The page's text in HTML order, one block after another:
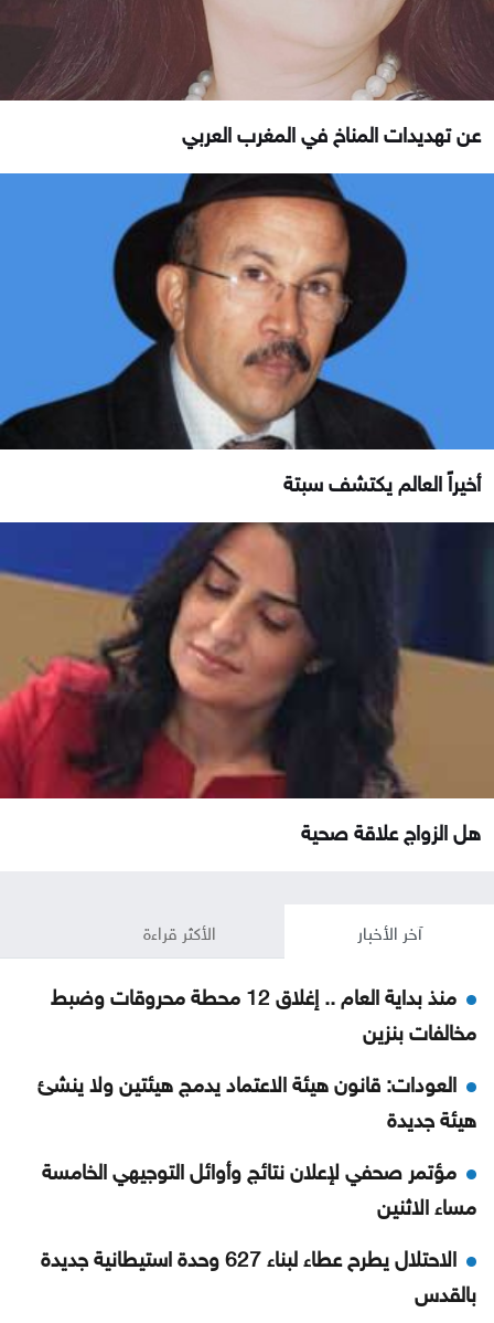
عن تهديدات المناخ في المغرب العربي
أخيراً العالم يكتشف سبتة
هل الزواج علاقة صحية
آخر الأخبار الأكثر قراءة
منذ بداية العام .. إغلاق 12 محطة محروقات وضبط
مخالفات بنزين
العودات: قانون هيئة الاعتماد يدمج هيئتين ولا ينشئ
هيئة جديدة
مؤتمر صحفي لإعلان نتائج وأوائل التوجيهي الخامسة
مساء الاثنين
الاحتلال يطرح عطاء لبناء 627 وحدة استيطانية جديدة
بالقدس